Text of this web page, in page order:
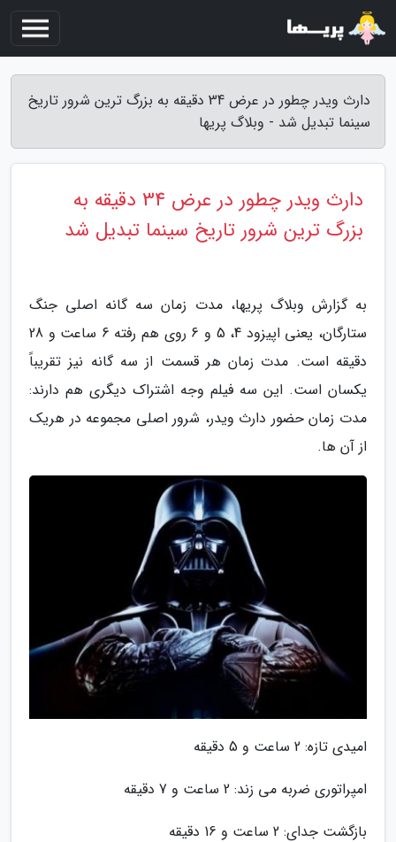
دارث ویدر چطور در عرض 34 دقیقه به بزرگ ترین شرور تاریخ
سینما تبدیل شد - وبلاگ پریها
دارث ویدر چطور در عرض 34 دقیقه به
بزرگ ترین شرور تاریخ سینما تبدیل شد
به گزارش وبلاگ پریها، مدت زمان سه گانه اصلی جنگ
ستارگان، یعنی اپیزود 4، 5 و 6 روی هم رفته 6 ساعت و 28
دقیقه است. مدت زمان هر قسمت از سه گانه نیز تقریباً
یکسان است. این سه فیلم وجه اشتراک دیگری هم دارند:
مدت زمان حضور دارث ویدر، شرور اصلی مجموعه در هریک
از آن ها.
امیدی تازه: 2 ساعت و 5 دقیقه
امپراتوری ضربه می زند: 2 ساعت و 7 دقیقه
بازگشت جدای: 2 ساعت و 16 دقیقه